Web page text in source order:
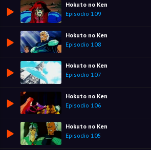
Hokuto no Ken
Episodio 109
Hokuto no Ken
Episodio 108
Hokuto no Ken
Episodio 107
Hokuto no Ken
Episodio 106
Hokuto no Ken
Episodio 105